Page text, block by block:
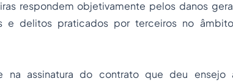
respondem objetivamente pelos danos
e delitos praticados por terceiros no
na assinatura do contrato que deu ensejo